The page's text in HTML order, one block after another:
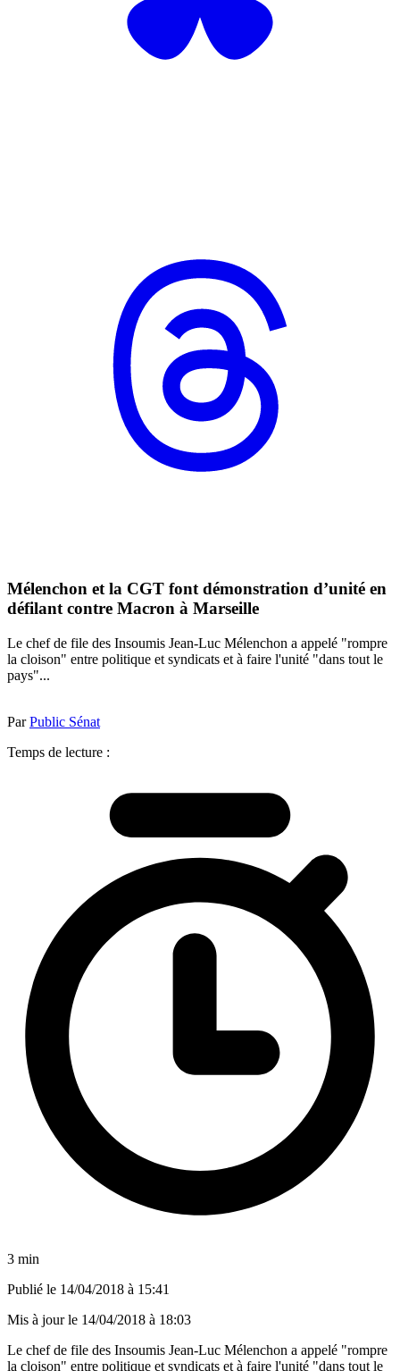
Mélenchon et la CGT font démonstration d’unité en
défilant contre Macron à Marseille
Le chef de file des Insoumis Jean-Luc Mélenchon a appelé "rompre
la cloison" entre politique et syndicats et à faire l'unité "dans tout le
pays"...
ParPublic Sénat
Temps de lecture :
3 min
Publié le 14/04/2018 à 15:41
Mis à jour le 14/04/2018 à 18:03
Le chef de file des Insoumis Jean-Luc Mélenchon a appelé "rompre
la cloison" entre politique et syndicats et à faire l'unité "dans tout le